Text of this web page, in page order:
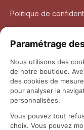
Politique de
Politique de retour et
Coordonnées
Questions
Paramétrage
Nous utilisons des
de notre boutique.
des cookies de
pour analyser la
personnalisées.
Vous pouvez tout
choix. Vous pouvez